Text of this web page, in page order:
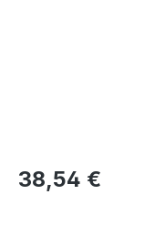
Regulärer Preis:
38,54 €